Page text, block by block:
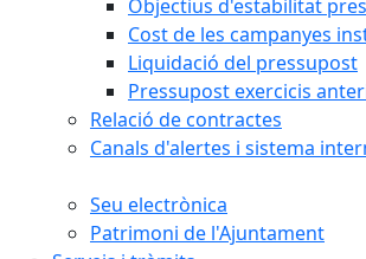
Objectius d'estabilitat
Cost de les campanyes
Liquidació del pressupost
Pressupost exercicis
Relació de contractes
Canals d'alertes i sistema
Seu electrònica
Patrimoni de l'Ajuntament